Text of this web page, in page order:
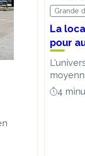
Grande
La
pour
4